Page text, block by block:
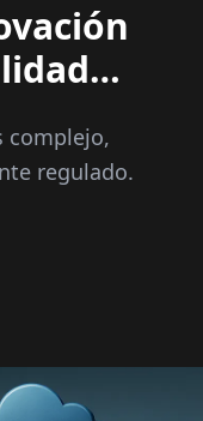
complejo,
regulado.